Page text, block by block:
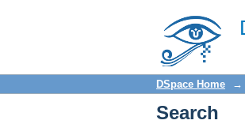
Search
DSpace Home →
Search